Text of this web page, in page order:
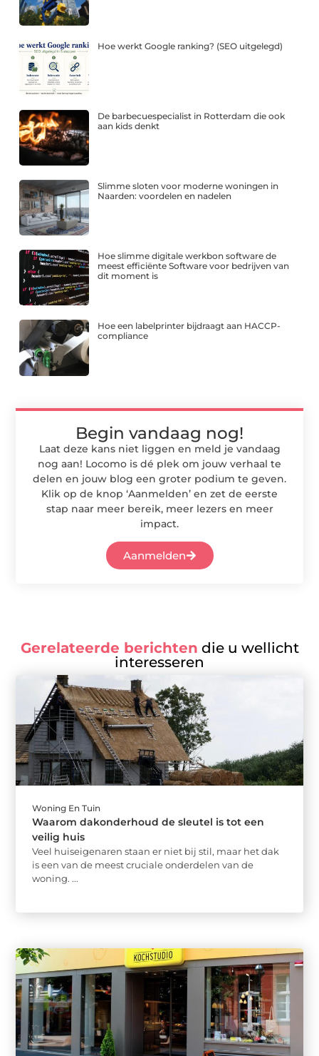
Hoe werkt Google ranking? (SEO uitgelegd)
De barbecuespecialist in Rotterdam die ook
aan kids denkt
Slimme sloten voor moderne woningen in
Naarden: voordelen en nadelen
Hoe slimme digitale werkbon software de
meest efficiënte Software voor bedrijven van
dit moment is
Hoe een labelprinter bijdraagt aan HACCP-
compliance
Begin vandaag nog!
Laat deze kans niet liggen en meld je vandaag
nog aan! Locomo is dé plek om jouw verhaal te
delen en jouw blog een groter podium te geven.
Klik op de knop ‘Aanmelden’ en zet de eerste
stap naar meer bereik, meer lezers en meer
impact.
Aanmelden
Gerelateerde berichten die u wellicht
interesseren
Woning En Tuin
Waarom dakonderhoud de sleutel is tot een
veilig huis
Veel huiseigenaren staan er niet bij stil, maar het dak
is een van de meest cruciale onderdelen van de
woning. ...